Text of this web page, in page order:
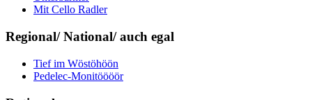
Mit Cello Radler
Regional/ National/ auch egal
Tief im Wöstöhöön
Pedelec-Monitöööör